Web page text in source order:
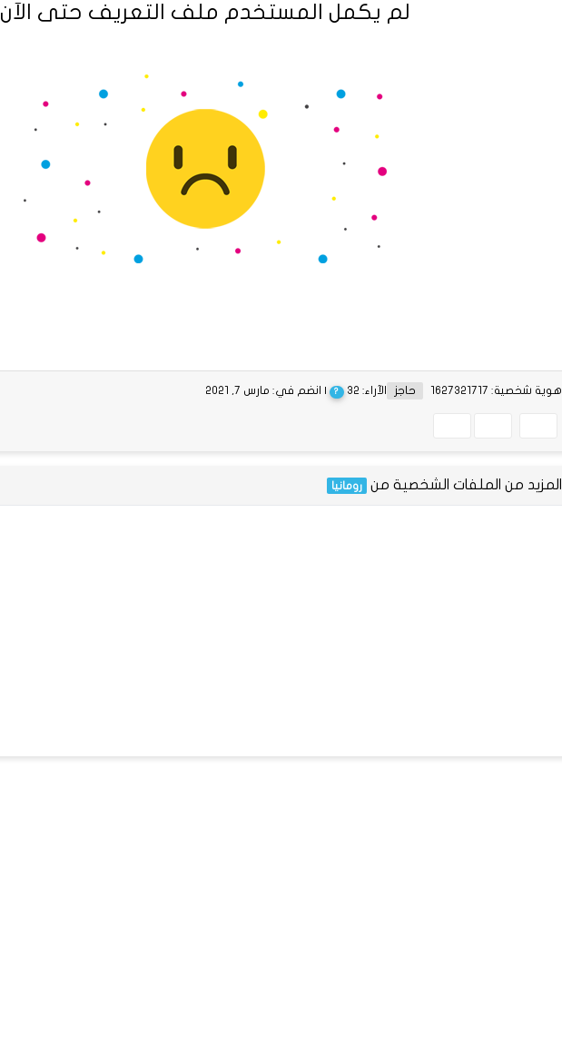
لم يكمل المستخدم ملف التعريف حتى الآن
الآراء: 32 ? | انضم في: مارس 7, 2021 هوية شخصية: 1627321717 حاجز
المزيد من الملفات الشخصية من رومانيا